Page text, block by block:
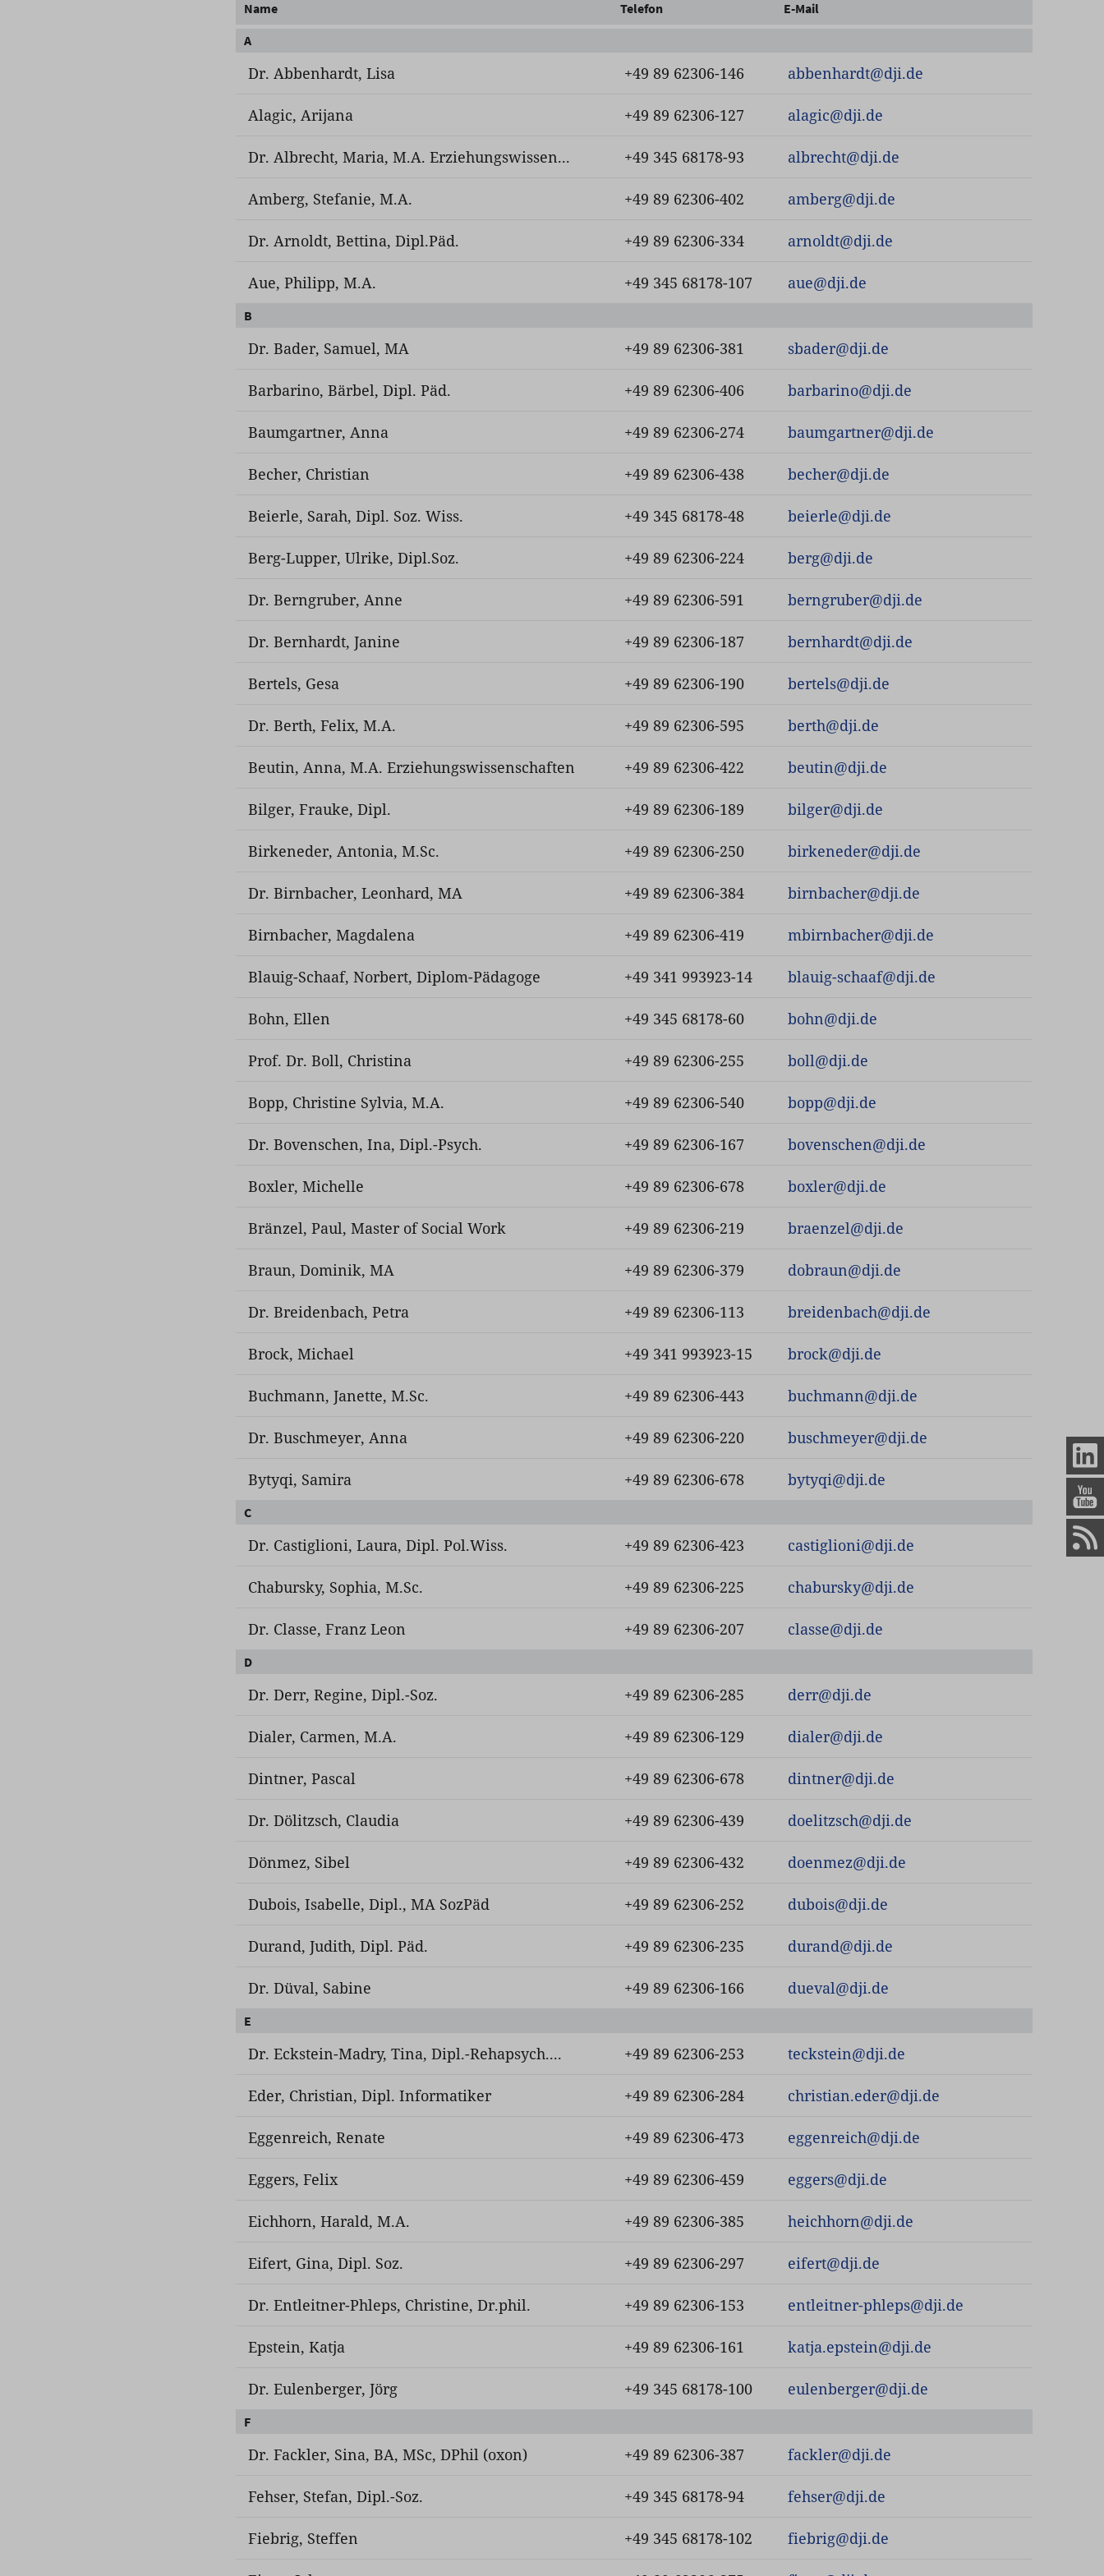
Name Telefon
E-Mail
A
Dr. Abbenhardt, Lisa +49 89 62306-146 abbenhardt@dji.de
Alagic, Arijana +49 89 62306-127 alagic@dji.de
Dr. Albrecht, Maria, M.A. Erziehungswissen... +49 345 68178-93 albrecht@dji.de
Amberg, Stefanie, M.A. +49 89 62306-402 amberg@dji.de
Dr. Arnoldt, Bettina, Dipl.Päd. +49 89 62306-334 arnoldt@dji.de
Aue, Philipp, M.A. +49 345 68178-107 aue@dji.de
B
Dr. Bader, Samuel, MA +49 89 62306-381 sbader@dji.de
Barbarino, Bärbel, Dipl. Päd. +49 89 62306-406 barbarino@dji.de
Baumgartner, Anna +49 89 62306-274 baumgartner@dji.de
Becher, Christian +49 89 62306-438 becher@dji.de
Beierle, Sarah, Dipl. Soz. Wiss. +49 345 68178-48 beierle@dji.de
Berg-Lupper, Ulrike, Dipl.Soz. +49 89 62306-224 berg@dji.de
Dr. Berngruber, Anne +49 89 62306-591 berngruber@dji.de
Dr. Bernhardt, Janine +49 89 62306-187 bernhardt@dji.de
Bertels, Gesa +49 89 62306-190 bertels@dji.de
Dr. Berth, Felix, M.A. +49 89 62306-595 berth@dji.de
Beutin, Anna, M.A. Erziehungswissenschaften +49 89 62306-422 beutin@dji.de
Bilger, Frauke, Dipl. +49 89 62306-189 bilger@dji.de
Birkeneder, Antonia, M.Sc. +49 89 62306-250 birkeneder@dji.de
Dr. Birnbacher, Leonhard, MA +49 89 62306-384 birnbacher@dji.de
Birnbacher, Magdalena +49 89 62306-419 mbirnbacher@dji.de
Blauig-Schaaf, Norbert, Diplom-Pädagoge +49 341 993923-14 blauig-schaaf@dji.de
Bohn, Ellen +49 345 68178-60 bohn@dji.de
Prof. Dr. Boll, Christina +49 89 62306-255 boll@dji.de
Bopp, Christine Sylvia, M.A. +49 89 62306-540 bopp@dji.de
Dr. Bovenschen, Ina, Dipl.-Psych. +49 89 62306-167 bovenschen@dji.de
Boxler, Michelle +49 89 62306-678 boxler@dji.de
Bränzel, Paul, Master of Social Work +49 89 62306-219 braenzel@dji.de
Braun, Dominik, MA +49 89 62306-379 dobraun@dji.de
Dr. Breidenbach, Petra +49 89 62306-113 breidenbach@dji.de
Brock, Michael +49 341 993923-15 brock@dji.de
Buchmann, Janette, M.Sc. +49 89 62306-443 buchmann@dji.de
Dr. Buschmeyer, Anna +49 89 62306-220 buschmeyer@dji.de
Bytyqi, Samira +49 89 62306-678 bytyqi@dji.de
C
Dr. Castiglioni, Laura, Dipl. Pol.Wiss. +49 89 62306-423 castiglioni@dji.de
Chabursky, Sophia, M.Sc. +49 89 62306-225 chabursky@dji.de
Dr. Classe, Franz Leon +49 89 62306-207 classe@dji.de
D
Dr. Derr, Regine, Dipl.-Soz. +49 89 62306-285 derr@dji.de
Dialer, Carmen, M.A. +49 89 62306-129 dialer@dji.de
Dintner, Pascal +49 89 62306-678 dintner@dji.de
Dr. Dölitzsch, Claudia +49 89 62306-439 doelitzsch@dji.de
Dönmez, Sibel +49 89 62306-432 doenmez@dji.de
Dubois, Isabelle, Dipl., MA SozPäd +49 89 62306-252 dubois@dji.de
Durand, Judith, Dipl. Päd. +49 89 62306-235 durand@dji.de
Dr. Düval, Sabine +49 89 62306-166 dueval@dji.de
E
Dr. Eckstein-Madry, Tina, Dipl.-Rehapsych.... +49 89 62306-253 teckstein@dji.de
Eder, Christian, Dipl. Informatiker +49 89 62306-284 christian.eder@dji.de
Eggenreich, Renate +49 89 62306-473 eggenreich@dji.de
Eggers, Felix +49 89 62306-459 eggers@dji.de
Eichhorn, Harald, M.A. +49 89 62306-385 heichhorn@dji.de
Eifert, Gina, Dipl. Soz. +49 89 62306-297 eifert@dji.de
Dr. Entleitner-Phleps, Christine, Dr.phil. +49 89 62306-153 entleitner-phleps@dji.de
Epstein, Katja +49 89 62306-161 katja.epstein@dji.de
Dr. Eulenberger, Jörg +49 345 68178-100 eulenberger@dji.de
F
Dr. Fackler, Sina, BA, MSc, DPhil (oxon) +49 89 62306-387 fackler@dji.de
Fehser, Stefan, Dipl.-Soz. +49 345 68178-94 fehser@dji.de
Fiebrig, Steffen +49 345 68178-102 fiebrig@dji.de